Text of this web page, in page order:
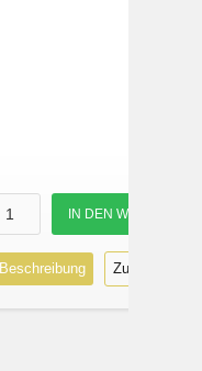
Beschreibung Zur